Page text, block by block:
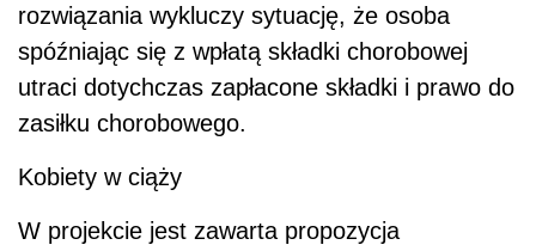
rozwiązania wykluczy sytuację, że osoba
spóźniając się z wpłatą składki chorobowej
utraci dotychczas zapłacone składki i prawo do
zasiłku chorobowego.
Kobiety w ciąży
W projekcie jest zawarta propozycja